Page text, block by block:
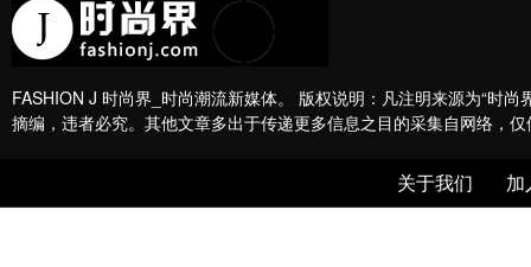
FASHION J 时尚界_时尚潮流新媒体。 版权说明：凡注明来源为“时
摘编，违者必究。其他文章多出于传递更多信息之目的采集自网络，
关于我们 加